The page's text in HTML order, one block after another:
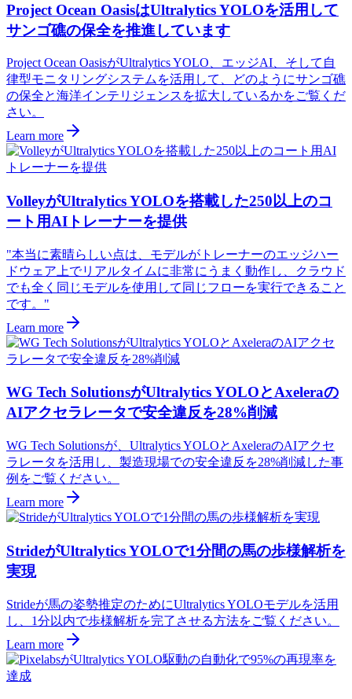
Project Ocean OasisはUltralytics YOLOを活用して
サンゴ礁の保全を推進しています
Project Ocean OasisがUltralytics YOLO、エッジAI、そして自
律型モニタリングシステムを活用して、どのようにサンゴ礁
の保全と海洋インテリジェンスを拡大しているかをご覧くだ
さい。
Learn more
VolleyがUltralytics YOLOを搭載した250以上のコ
ート用AIトレーナーを提供
"本当に素晴らしい点は、モデルがトレーナーのエッジハー
ドウェア上でリアルタイムに非常にうまく動作し、クラウド
でも全く同じモデルを使用して同じフローを実行できること
です。"
Learn more
WG Tech SolutionsがUltralytics YOLOとAxeleraの
AIアクセラレータで安全違反を28%削減
WG Tech Solutionsが、Ultralytics YOLOとAxeleraのAIアクセ
ラレータを活用し、製造現場での安全違反を28%削減した事
例をご覧ください。
Learn more
StrideがUltralytics YOLOで1分間の馬の歩様解析を
実現
Strideが馬の姿勢推定のためにUltralytics YOLOモデルを活用
し、1分以内で歩様解析を完了させる方法をご覧ください。
Learn more